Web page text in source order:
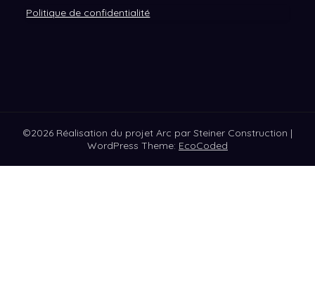
Politique de confidentialité
©2026 Réalisation du projet Arc par Steiner Construction |
WordPress Theme: EcoCoded